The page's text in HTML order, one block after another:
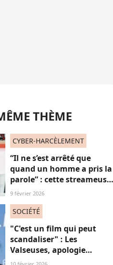
THÈME
CYBER-HARCÈLEMENT
“Il ne s’est arrêté que
quand un homme a pris la
parole” : cette streameuse
revient sur le harcèlement
(encore) victime
9 février 2026
SOCIÉTÉ
"C'est un film qui peut
scandaliser" : Les
Valseuses, apologie
"mascu" ? Cette actrice